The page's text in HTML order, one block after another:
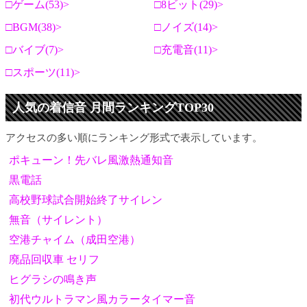
ゲーム(53)
8ビット(29)
BGM(38)
ノイズ(14)
バイブ(7)
充電音(11)
スポーツ(11)
人気の着信音 月間ランキングTOP30
アクセスの多い順にランキング形式で表示しています。
ポキューン！先バレ風激熱通知音
黒電話
高校野球試合開始終了サイレン
無音（サイレント）
空港チャイム（成田空港）
廃品回収車 セリフ
ヒグラシの鳴き声
初代ウルトラマン風カラータイマー音